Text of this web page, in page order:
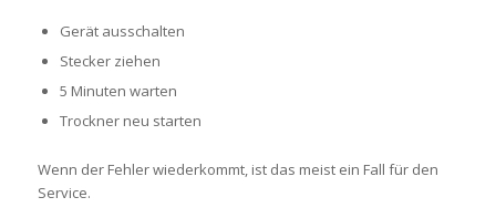
Gerät ausschalten
Stecker ziehen
5 Minuten warten
Trockner neu starten
Wenn der Fehler wiederkommt, ist das meist ein Fall für den
Service.